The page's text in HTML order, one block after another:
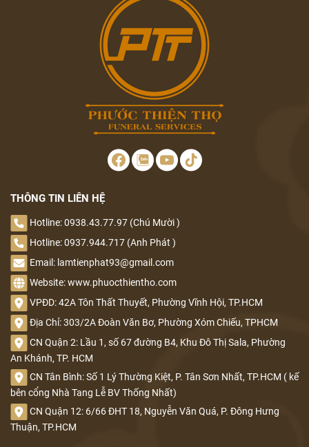
THÔNG TIN LIÊN HỆ
Hotline: 0938.43.77.97 (Chú Mười )
Hotline: 0937.944.717 (Anh Phát )
Email: lamtienphat93@gmail.com
Website: www.phuocthientho.com
VPĐD: 42A Tôn Thất Thuyết, Phường Vĩnh Hội, TP.HCM
Địa Chỉ: 303/2A Đoàn Văn Bơ, Phường Xóm Chiếu, TPHCM
CN Quận 2: Lầu 1, số 67 đường B4, Khu Đô Thị Sala, Phường
An Khánh, TP. HCM
CN Tân Bình: Số 1 Lý Thường Kiệt, P. Tân Sơn Nhất, TP.HCM ( kế
bên cổng Nhà Tang Lễ BV Thống Nhất)
CN Quận 12: 6/66 ĐHT 18, Nguyễn Văn Quá, P. Đông Hưng
Thuận, TP.HCM